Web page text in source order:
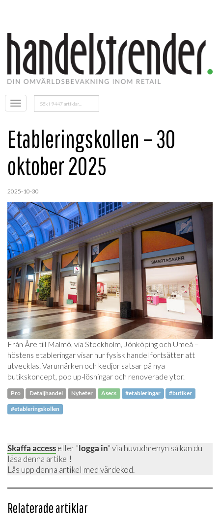
Öppna
menyn
Sök
efter:
Etableringskollen – 30
oktober 2025
2025-10-30
Från Åre till Malmö, via Stockholm, Jönköping och Umeå –
höstens etableringar visar hur fysisk handel fortsätter att
utvecklas. Varumärken och kedjor satsar på nya
butikskoncept, pop up-lösningar och renoverade ytor.
Pro Detaljhandel Nyheter Asecs #etableringar #butiker
#etableringskollen
Skaffa accesseller "logga in" via huvudmenyn så kan du
läsa denna artikel!
Lås upp denna artikel med värdekod.
Relaterade artiklar